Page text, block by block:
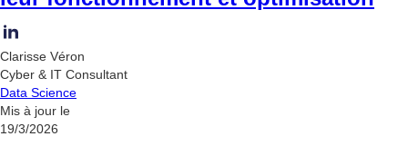
Clarisse Véron
Cyber & IT Consultant
Data Science
Mis à jour le
19/3/2026